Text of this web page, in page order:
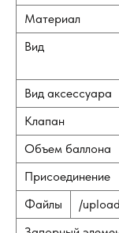
Материал
Вид
Вид аксессуара
Клапан
Объем баллона
Присоединение
Файлы
/